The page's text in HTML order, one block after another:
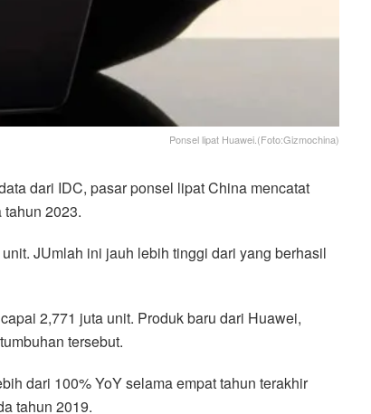
Ponsel lipat Huawei.(Foto:Gizmochina)
dari IDC, pasar ponsel lipat China mencatat
2023.
JUmlah ini jauh lebih tinggi dari yang berhasil
2,771 juta unit. Produk baru dari Huawei,
tersebut.
dari 100% YoY selama empat tahun terakhir
tahun 2019.